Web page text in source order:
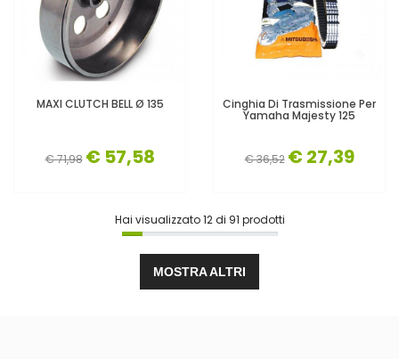
MAXI CLUTCH BELL Ø 135
€ 71,98 € 57,58
Cinghia Di Trasmissione Per
Yamaha Majesty 125
€ 36,52 € 27,39
Hai visualizzato12di 91 prodotti
MOSTRA ALTRI